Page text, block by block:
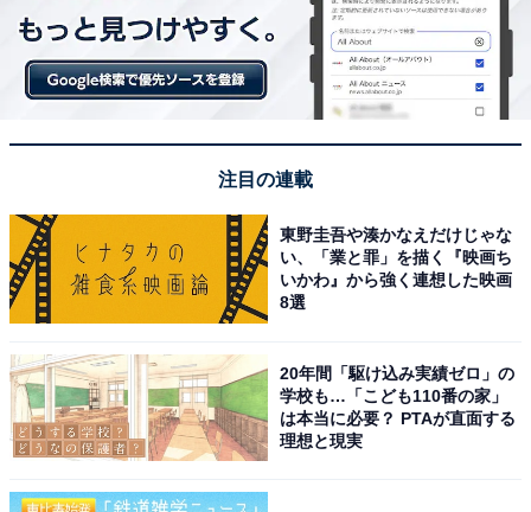
注目の連載
東野圭吾や湊かなえだけじゃな
い、「業と罪」を描く『映画ち
いかわ』から強く連想した映画
8選
20年間「駆け込み実績ゼロ」の
学校も…「こども110番の家」
は本当に必要？ PTAが直面する
理想と現実